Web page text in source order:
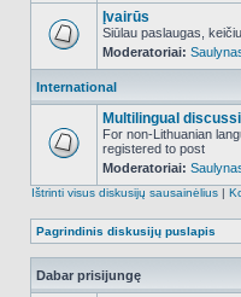
NO_UNREAD_POSTS
Įvairūs
Siūlau paslaugas,
Moderatoriai:
International
NO_UNREAD_POSTS
Multilingual
For non-Lithuanian
registered to post
Moderatoriai:
Ištrinti visus diskusijų sausainėlius |
Pagrindinis diskusijų puslapis
Dabar prisijungę